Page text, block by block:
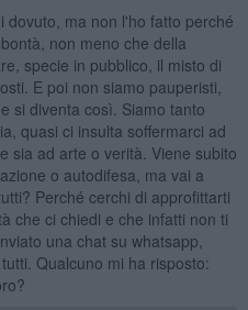
dovuto, ma non l'ho fatto perché
non meno che della
specie in pubblico, il misto di
E poi non siamo pauperisti,
si diventa così. Siamo tanto
quasi ci insulta soffermarci ad
sia ad arte o verità. Viene subito
o autodifesa, ma vai a
Perché cerchi di approfittarti
che ci chiedi e che infatti non ti
una chat su whatsapp,
Qualcuno mi ha risposto: